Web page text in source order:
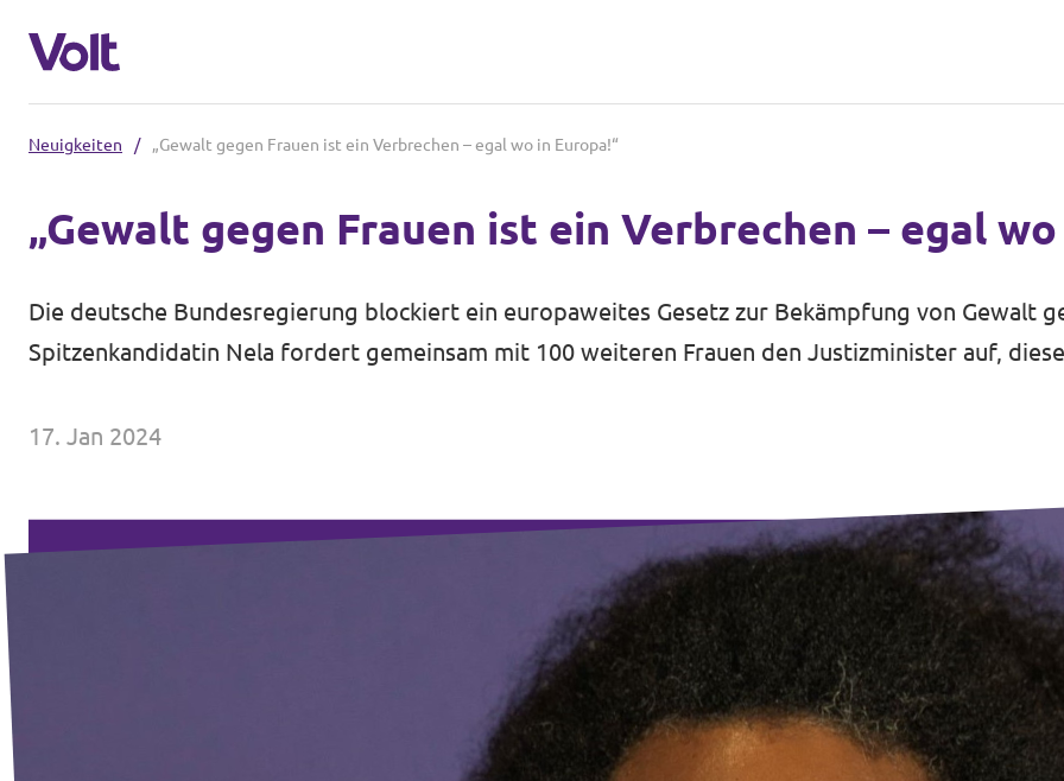
Website von Volt NRW
Website
Volt Deutschland Merchandise Shop
Über Volt
Neuigkeiten / „Gewalt gegen Frauen ist ein Verbrechen – egal wo in Europa!“
„Gewalt gegen Frauen ist ein Verbrechen – egal
Die deutsche Bundesregierung blockiert ein europaweites Gesetz zur Bekämpfung von Gewalt
Spitzenkandidatin Nela fordert gemeinsam mit 100 weiteren Frauen den Justizminister auf,
17. Jan 2024